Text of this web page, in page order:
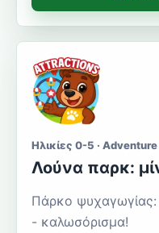
Ηλικίες 0-5 ·
Λούνα παρκ:
Πάρκο ψυχαγωγίας:
- καλωσόρισμα!